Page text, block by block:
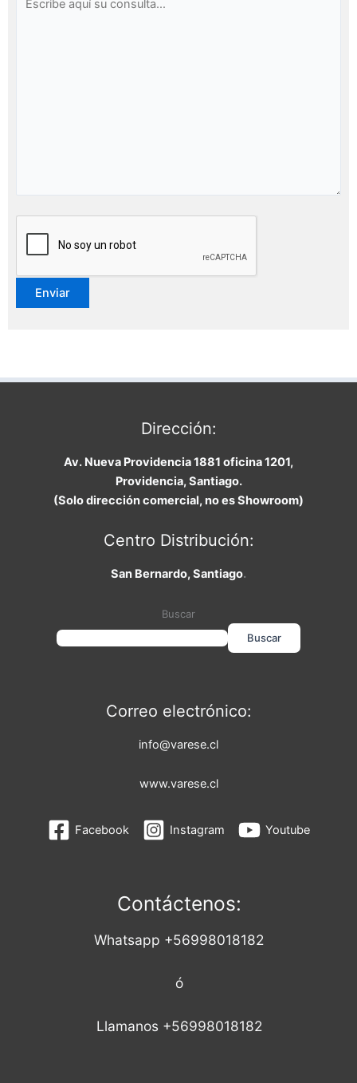
Dirección:
Av. Nueva Providencia 1881 oficina 1201,
Providencia, Santiago.
(Solo dirección comercial, no es Showroom)
Centro Distribución:
San Bernardo, Santiago.
Buscar
Buscar
Correo electrónico:
info@varese.cl
www.varese.cl
Facebook Instagram Youtube
Contáctenos:
Whatsapp +56998018182
ó
Llamanos +56998018182